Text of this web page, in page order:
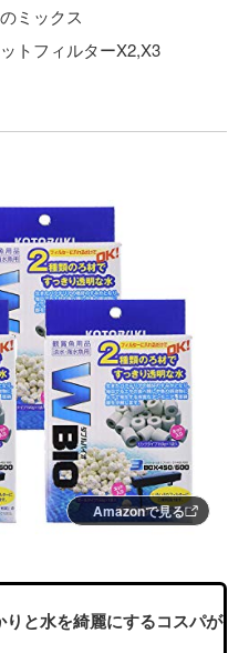
ミックス
トフィルターX2,X3
Amazonで見る
と水を綺麗にするコスパが